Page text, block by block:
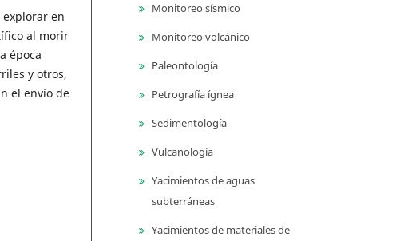
explorar en
al morir
época
y otros,
el envío de
Monitoreo sísmico
Monitoreo volcánico
Paleontología
Petrografía ígnea
Sedimentología
Vulcanología
Yacimientos de aguas
subterráneas
Yacimientos de materiales de